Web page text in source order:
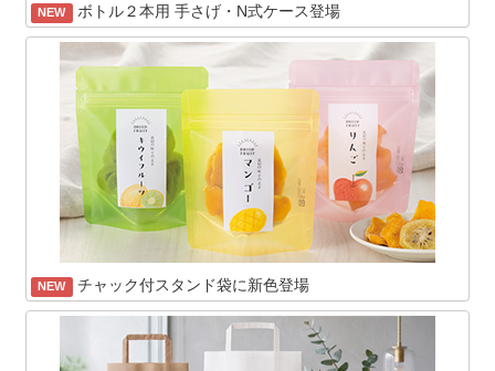
NEW ボトル２本用 手さげ・N式ケース登場
NEW チャック付スタンド袋に新色登場